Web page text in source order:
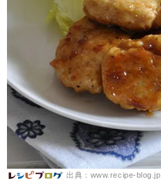
出典：www.recipe-blog.jp